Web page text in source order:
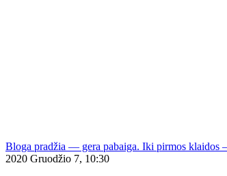
Bloga pradžia — gera pabaiga. Iki pirmos klaidos
2020 Gruodžio 7, 10:30